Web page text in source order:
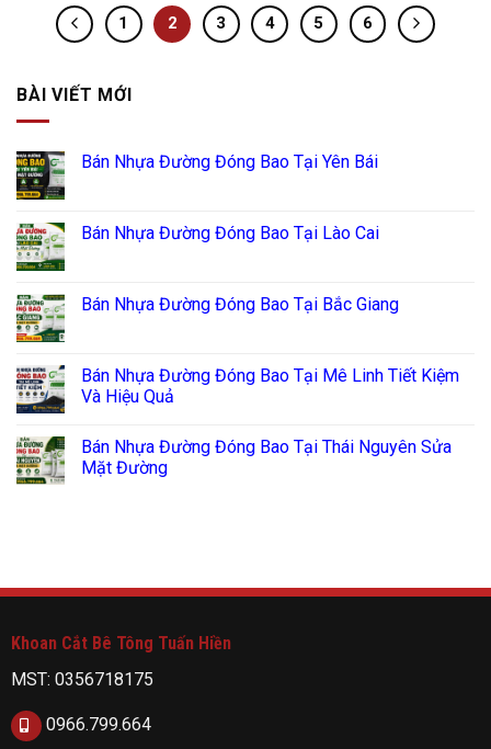
1 2 3 4 5 6
BÀI VIẾT MỚI
Bán Nhựa Đường Đóng Bao Tại Yên Bái
Bán Nhựa Đường Đóng Bao Tại Lào Cai
Bán Nhựa Đường Đóng Bao Tại Bắc Giang
Bán Nhựa Đường Đóng Bao Tại Mê Linh Tiết Kiệm
Và Hiệu Quả
Bán Nhựa Đường Đóng Bao Tại Thái Nguyên Sửa
Mặt Đường
Khoan Cắt Bê Tông Tuấn Hiền
MST: 0356718175
0966.799.664